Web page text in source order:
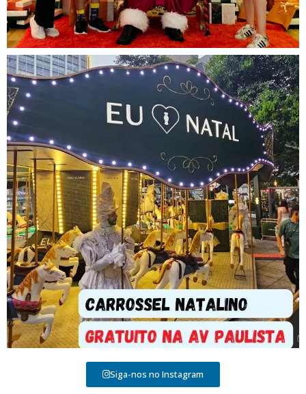
Siga-nos no Instagram